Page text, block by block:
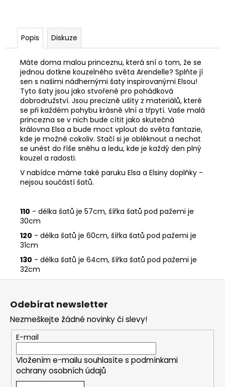
Popis Diskuze
Máte doma malou princeznu, která sní o tom, že se
jednou dotkne kouzelného světa Arendelle? Splňte jí
sen s našimi nádhernými šaty inspirovanými Elsou!
Tyto šaty jsou jako stvořené pro pohádková
dobrodružství. Jsou precizně ušity z materiálů, které
se při každém pohybu krásně vlní a třpytí. Vaše malá
princezna se v nich bude cítit jako skutečná
královna Elsa a bude moct vplout do světa fantazie,
kde je možné cokoliv. Stačí si je obléknout a nechat
se unést do říše sněhu a ledu, kde je každý den plný
kouzel a radosti.
V nabídce máme také paruku Elsa a Elsiny doplňky -
nejsou součástí šatů.
110 - délka šatů je 57cm, šířka šatů pod pažemi je
30cm
120 - délka šatů je 60cm, šířka šatů pod pažemi je
31cm
130 - délka šatů je 64cm, šířka šatů pod pažemi je
32cm
Odebírat newsletter
Nezmeškejte žádné novinky či slevy!
E-mail
Vložením e-mailu souhlasíte s podmínkami
ochrany osobních údajů